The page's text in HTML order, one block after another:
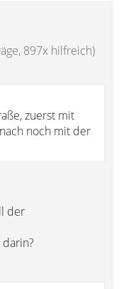
897x hilfreich)
zuerst mit
noch mit der
der